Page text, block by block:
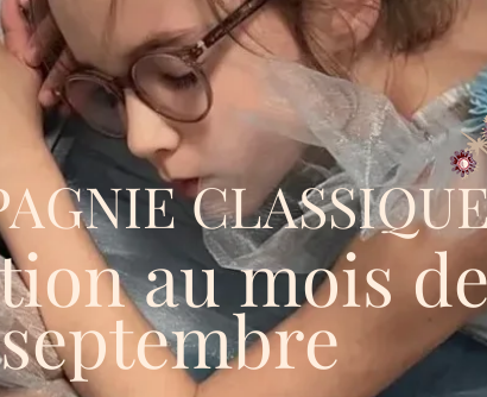
au mois
septembre